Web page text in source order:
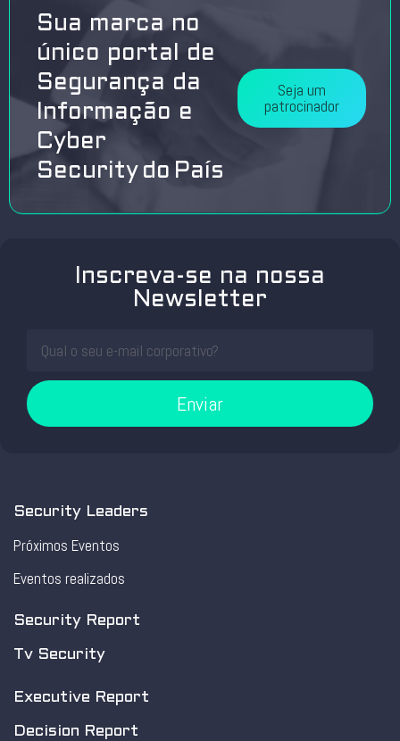
Sua marca no
único portal de
Segurança da
Informação e
Cyber
Security do País
Seja um
patrocinador
Inscreva-se na nossa
Newsletter
Enviar
Security Leaders
Próximos Eventos
Eventos realizados
Security Report
Tv Security
Executive Report
Decision Report